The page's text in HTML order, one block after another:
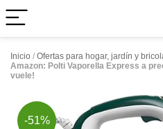
Inicio / Ofertas para hogar, jardín y
Amazon: Polti Vaporella Express a
vuele!
-51%